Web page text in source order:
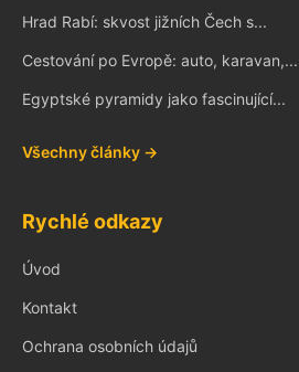
Hrad Rabí: skvost jižních Čech s...
Cestování po Evropě: auto, karavan,...
Egyptské pyramidy jako fascinující...
Všechny články →
Rychlé odkazy
Úvod
Kontakt
Ochrana osobních údajů